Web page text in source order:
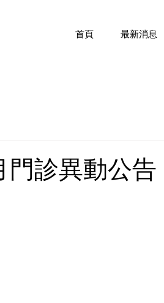
首頁 最新消息
門診異動公告